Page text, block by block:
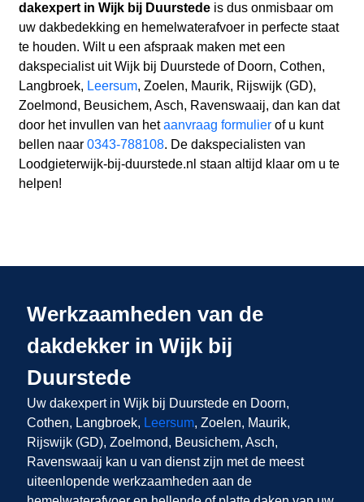
dakexpert in Wijk bij Duurstedeis dus onmisbaar om
uw dakbedekking en hemelwaterafvoer in perfecte staat
te houden. Wilt u een afspraak maken met een
dakspecialist uit Wijk bij Duurstede of Doorn, Cothen,
Langbroek, Leersum, Zoelen, Maurik, Rijswijk (GD),
Zoelmond, Beusichem, Asch, Ravenswaaij, dan kan dat
door het invullen van hetaanvraag formulierof u kunt
bellen naar 0343-788108. De dakspecialisten van
Loodgieterwijk-bij-duurstede.nl staan altijd klaar om u te
helpen!
Werkzaamheden van de
dakdekker in Wijk bij
Duurstede
Uw dakexpert in Wijk bij Duurstede en Doorn,
Cothen, Langbroek, Leersum, Zoelen, Maurik,
Rijswijk (GD), Zoelmond, Beusichem, Asch,
Ravenswaaij kan u van dienst zijn met de meest
uiteenlopende werkzaamheden aan de